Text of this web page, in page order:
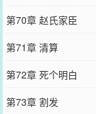
第70章 赵氏家臣
第71章 清算
第72章 死个明白
第73章 割发